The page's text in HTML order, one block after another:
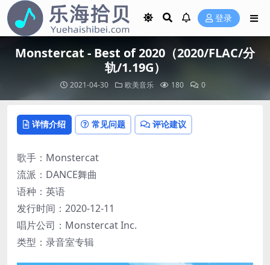
登录
Monstercat - Best of 2020（2020/FLAC/分
轨/1.19G）
2021-04-30 欧美音乐 180 0
详情介绍 常见问题 评论建议
歌手：Monstercat
流派：DANCE舞曲
语种：英语
发行时间：2020-12-11
唱片公司：Monstercat Inc.
类型：录音室专辑